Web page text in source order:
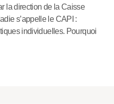
la direction de la Caisse
s’appelle le CAPI :
individuelles. Pourquoi